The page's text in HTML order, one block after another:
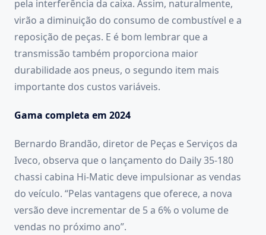
pela interferência da caixa. Assim, naturalmente,
virão a diminuição do consumo de combustível e a
reposição de peças. E é bom lembrar que a
transmissão também proporciona maior
durabilidade aos pneus, o segundo item mais
importante dos custos variáveis.
Gama completa em 2024
Bernardo Brandão, diretor de Peças e Serviços da
Iveco, observa que o lançamento do Daily 35-180
chassi cabina Hi-Matic deve impulsionar as vendas
do veículo. “Pelas vantagens que oferece, a nova
versão deve incrementar de 5 a 6% o volume de
vendas no próximo ano”.